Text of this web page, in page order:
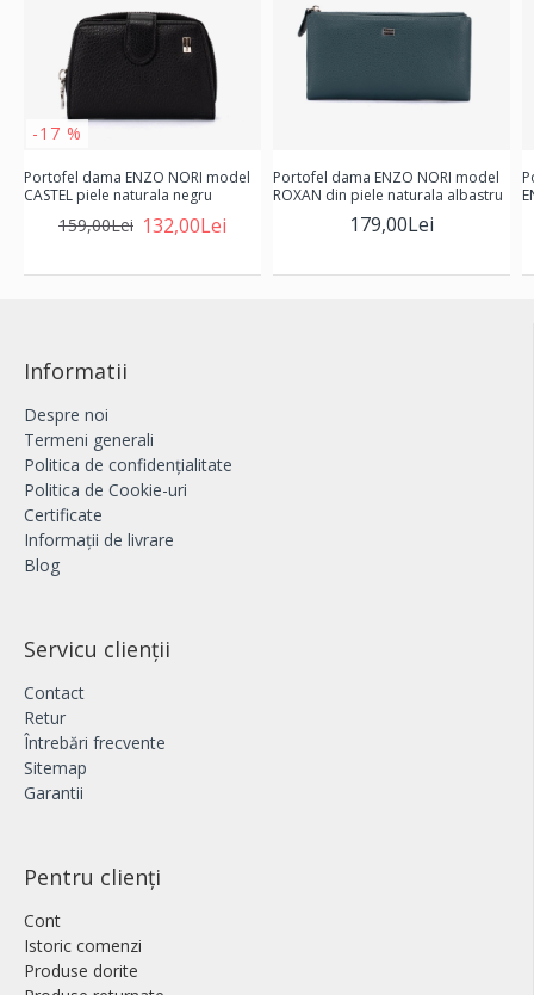
-17 %
Portofel dama ENZO NORI model
CASTEL piele naturala negru
132,00Lei
159,00Lei
Portofel dama ENZO NORI model
ROXAN din piele naturala albastru
179,00Lei
Informatii
Despre noi
Termeni generali
Politica de confidențialitate
Politica de Cookie-uri
Certificate
Informații de livrare
Blog
Servicu clienții
Contact
Retur
Întrebări frecvente
Sitemap
Garantii
Pentru clienți
Cont
Istoric comenzi
Produse dorite